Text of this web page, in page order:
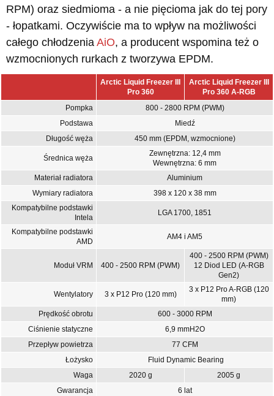
RPM) oraz siedmioma - a nie pięcioma jak do tej pory
- łopatkami. Oczywiście ma to wpływ na możliwości
całego chłodzenia AiO, a producent wspomina też o
wzmocnionych rurkach z tworzywa EPDM.
Arctic Liquid Freezer III
Pro 360
Arctic Liquid Freezer III
Pro 360 A-RGB
Pompka
800 - 2800 RPM (PWM)
Podstawa
Miedź
Długość węża
450 mm (EPDM, wzmocnione)
Średnica węża
Zewnętrzna: 12,4 mm
Wewnętrzna: 6 mm
Materiał radiatora
Aluminium
Wymiary radiatora
398 x 120 x 38 mm
Kompatybilne podstawki
Intela
LGA 1700, 1851
Kompatybilne podstawki
AMD
AM4 i AM5
Moduł VRM 400 - 2500 RPM (PWM)
400 - 2500 RPM (PWM)
12 Diod LED (A-RGB
Gen2)
Wentylatory 3 x P12 Pro (120 mm)
3 x P12 Pro A-RGB (120
mm)
Prędkość obrotu
600 - 3000 RPM
Ciśnienie statyczne
6,9 mmH2O
Przepływ powietrza
77 CFM
Łożysko
Fluid Dynamic Bearing
Waga
2020 g
2005 g
Gwarancja
6 lat